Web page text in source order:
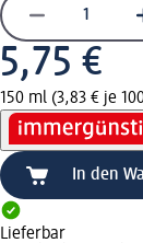
5,75 €
150 ml (3,83 € je
In den
Lieferbar